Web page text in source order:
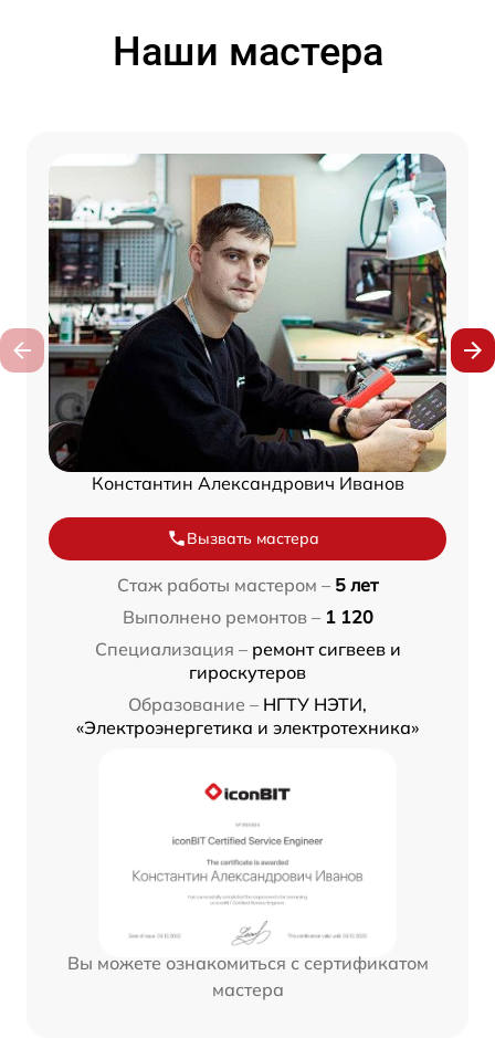
Наши мастера
Константин Александрович Иванов
Вызвать мастера
Стаж работы мастером – 5 лет
Выполнено ремонтов – 1 120
Специализация – ремонт сигвеев и
гироскутеров
Образование – НГТУ НЭТИ,
«Электроэнергетика и электротехника»
Вы можете ознакомиться с сертификатом
мастера